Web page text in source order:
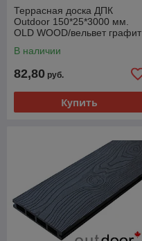
Террасная доска ДПК
Outdoor 150*25*3000 мм.
OLD WOOD/вельвет графит
В наличии
82,80 руб.
Купить